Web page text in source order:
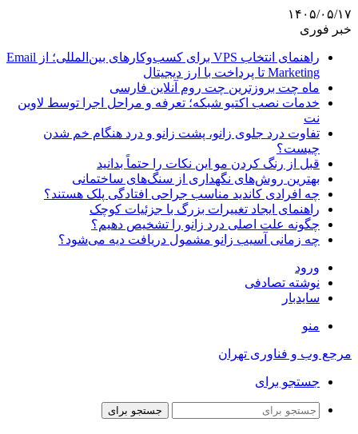
۱۴۰۵/۰۵/۱۷
خبر فوری
راهنمای انتخاب VPS برای کسب‌وکارهای بین‌المللی؛ از Email
Marketing تا پرداخت با ارز دیجیتال
ماه چت بروزترین چت روم آنلاین فارسی
خدمات نصب اکتیو شبکه؛ تعرفه و مراحل اجرا توسط لاوین
نت
تفاوت درد جلوی زانو، پشت زانو و درد هنگام خم شدن
چیست؟
قبل از رنگ کردن مو این نکات را حتماً بدانید
بهترین روش‌های نگهداری از سنگ‌های ساختمانی
چه افرادی کاندید مناسب جراحی افتادگی پلک هستند؟
راهنمای ایجاد تغییرات بزرگ با جزئیات کوچک
چگونه علت اصلی درد زانو را تشخیص دهیم؟
چه زمانی آسیب زانو مشمول دریافت دیه می‌شود؟
ورود
نوشته تصادفی
سایدبار
منو
مرجع وب و فناوری تهران
جستجو برای
جستجو برای